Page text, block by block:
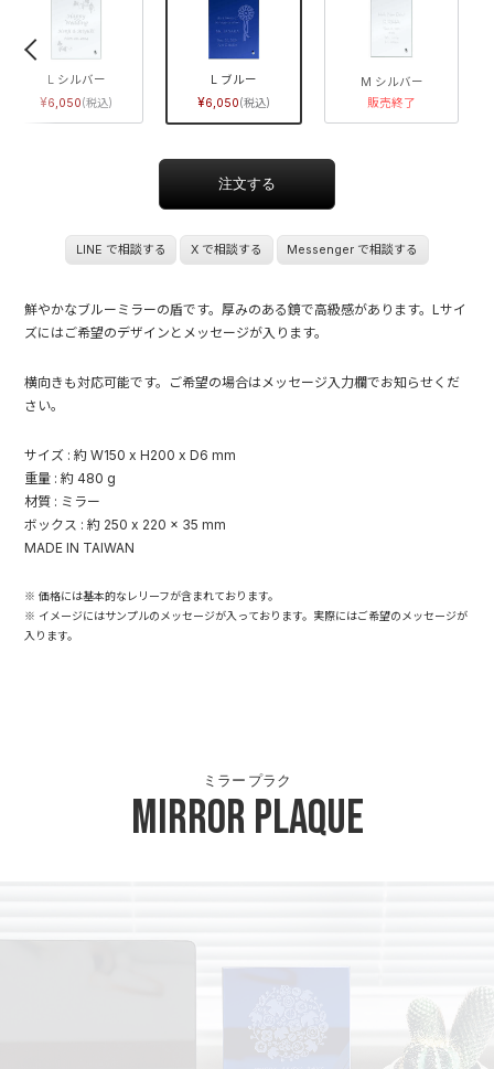
L シルバー
6,050
L ブルー
6,050
M シルバー
販売終了
LINE で相談する X で相談する Messenger で相談する
鮮やかなブルーミラーの盾です。厚みのある鏡で高級感があります。Lサイ
ズにはご希望のデザインとメッセージが入ります。
横向きも対応可能です。ご希望の場合はメッセージ入力欄でお知らせくだ
さい。
サイズ : 約 W150 x H200 x D6 mm
重量 : 約 480 g
材質 : ミラー
ボックス : 約 250 x 220 x 35 mm
MADE IN TAIWAN
※ 価格には基本的なレリーフが含まれております。
※ イメージにはサンプルのメッセージが入っております。実際にはご希望のメッセージが
入ります。
Mirror Plaque
ミラー プラク